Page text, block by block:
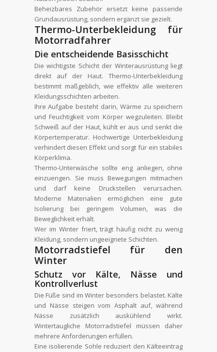
Beheizbares Zubehör ersetzt keine passende
Grundausrüstung, sondern ergänzt sie gezielt.
Thermo-Unterbekleidung für
Motorradfahrer
Die entscheidende Basisschicht
Die wichtigste Schicht der Winterausrüstung liegt
direkt auf der Haut. Thermo-Unterbekleidung
bestimmt maßgeblich, wie effektiv alle weiteren
Kleidungsschichten arbeiten.
Ihre Aufgabe besteht darin, Wärme zu speichern
und Feuchtigkeit vom Körper wegzuleiten. Bleibt
Schweiß auf der Haut, kühlt er aus und senkt die
Körpertemperatur. Hochwertige Unterbekleidung
verhindert diesen Effekt und sorgt für ein stabiles
Körperklima.
Thermo-Unterwäsche sollte eng anliegen, ohne
einzuengen. Sie muss Bewegungen mitmachen
und darf keine Druckstellen verursachen.
Moderne Materialien ermöglichen eine gute
Isolierung bei geringem Volumen, was die
Beweglichkeit erhält.
Wer im Winter friert, trägt häufig nicht zu wenig
Kleidung, sondern ungeeignete Schichten.
Motorradstiefel für den
Winter
Schutz vor Kälte, Nässe und
Kontrollverlust
Die Füße sind im Winter besonders belastet. Kälte
und Nässe steigen vom Asphalt auf, während
Nässe zusätzlich auskühlend wirkt.
Wintertaugliche Motorradstiefel müssen daher
mehrere Anforderungen erfüllen.
Eine isolierende Sohle reduziert den Kälteeintrag